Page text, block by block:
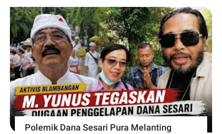
Polemik Dana Sesari Pura Melanting